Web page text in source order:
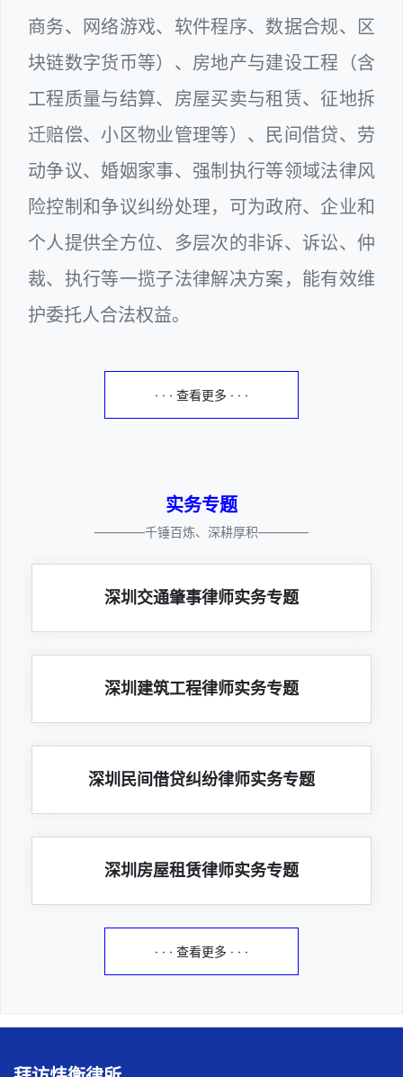
商务、网络游戏、软件程序、数据合规、区
块链数字货币等）、房地产与建设工程（含
工程质量与结算、房屋买卖与租赁、征地拆
迁赔偿、小区物业管理等）、民间借贷、劳
动争议、婚姻家事、强制执行等领域法律风
险控制和争议纠纷处理，可为政府、企业和
个人提供全方位、多层次的非诉、诉讼、仲
裁、执行等一揽子法律解决方案，能有效维
护委托人合法权益。
· · · 查看更多 · · ·
实务专题
————千锤百炼、深耕厚积————
深圳交通肇事律师实务专题
深圳建筑工程律师实务专题
深圳民间借贷纠纷律师实务专题
深圳房屋租赁律师实务专题
· · · 查看更多 · · ·